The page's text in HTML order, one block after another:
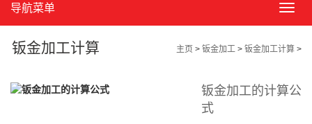
导
单
导航菜单
钣金加工计算 主页 > 钣金加工 > 钣金加工计算 >
钣金加工的计算公
式